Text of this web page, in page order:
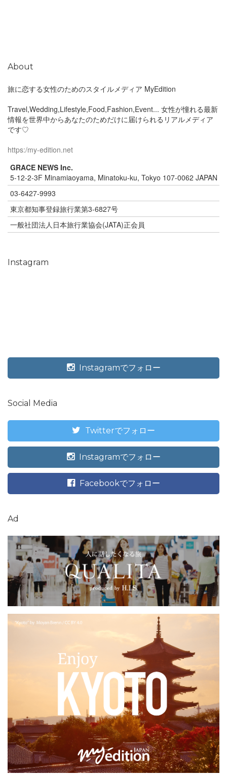
About
旅に恋する女性のためのスタイルメディア MyEdition
Travel,Wedding,Lifestyle,Food,Fashion,Event... 女性が憧れる最新
情報を世界中からあなたのためだけに届けられるリアルメディア
です♡
https:/my-edition.net
GRACE NEWS Inc.
5-12-2-3F Minamiaoyama, Minatoku-ku, Tokyo 107-0062 JAPAN
03-6427-9993
東京都知事登録旅行業第3-6827号
一般社団法人日本旅行業協会(JATA)正会員
Instagram
Instagramでフォロー
Social Media
Twitterでフォロー
Instagramでフォロー
Facebookでフォロー
Ad